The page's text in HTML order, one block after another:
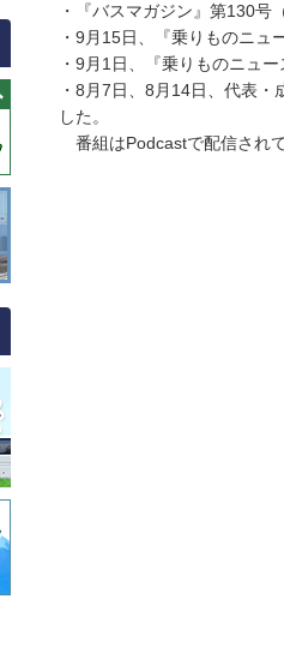
・『バスマガジン』第130
・9月15日、『乗りものニュ
・9月1日、『乗りものニュ
・8月7日、8月14日、代表
した。
番組はPodcastで配信さ